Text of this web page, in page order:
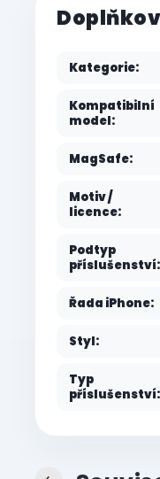
Kategorie:
Kompatibilní
model:
MagSafe:
Motiv /
licence:
Podtyp
příslušenství:
Řada iPhone:
Styl:
Typ
příslušenství: